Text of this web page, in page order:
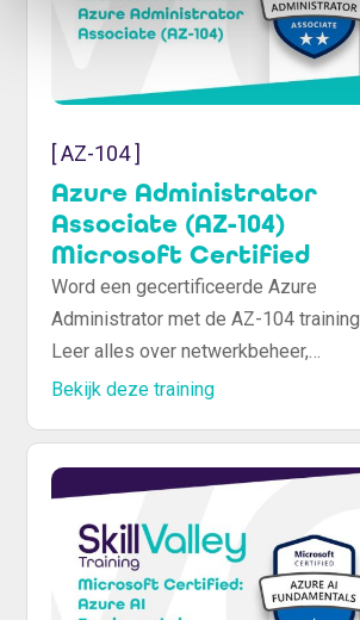
[ AZ-104 ]
Azure Administrator
Associate (AZ-104)
Microsoft Certified
Word een gecertificeerde Azure
Administrator met de AZ-104 training.
Leer alles over netwerkbeheer,
beveiliging, opslag en
Bekijk deze training